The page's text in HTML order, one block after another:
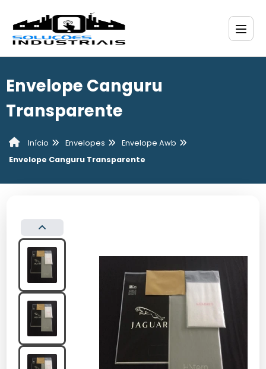
Envelope Canguru
Transparente
Início Envelopes
Envelope Awb
Envelope Canguru Transparente